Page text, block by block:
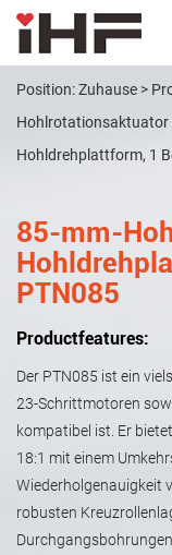
Position:Zuhause >
Hohlrotationsaktuator
Hohldrehplattform, 1
85-mm-
PTN085
Productfeatures:
Der PTN085 ist ein
23-Schrittmotoren
kompatibel ist. Er
18:1 mit einem
Wiederholgenauigkeit
robusten